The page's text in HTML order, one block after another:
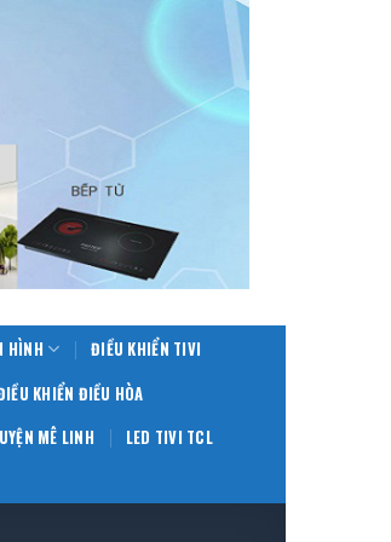
HÌNH
ĐIỀU KHIỂN TIVI
KHIỂN ĐIỀU HÒA
MÊ LINH
LED TIVI TCL